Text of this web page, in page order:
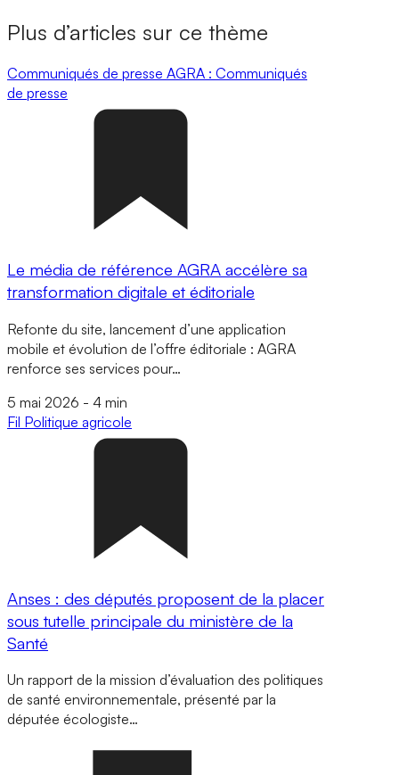
Plus d’articles sur ce thème
Communiqués de presse AGRA : Communiqués
de presse
Le média de référence AGRA accélère sa
transformation digitale et éditoriale
Refonte du site, lancement d’une application
mobile et évolution de l’offre éditoriale : AGRA
renforce ses services pour…
5 mai 2026 - 4 min
Fil Politique agricole
Anses : des députés proposent de la placer
sous tutelle principale du ministère de la
Santé
Un rapport de la mission d’évaluation des politiques
de santé environnementale, présenté par la
députée écologiste…